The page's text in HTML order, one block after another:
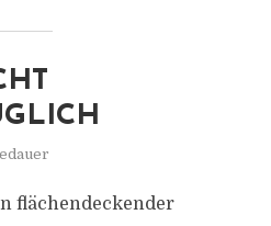
flächendeckender